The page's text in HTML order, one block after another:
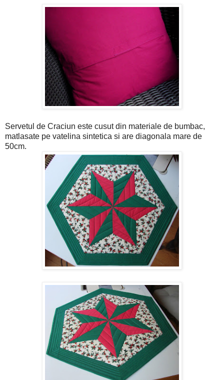
Servetul de Craciun este cusut din materiale de bumbac,
matlasate pe vatelina sintetica si are diagonala mare de
50cm.